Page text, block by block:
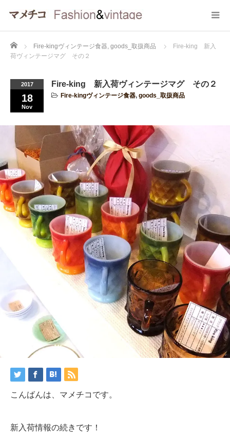
Home Fire-kingヴィンテージ食器, goods_取扱商品
Fire-king 新入
荷ヴィンテージマグ その２
2017
18
Nov
Fire-king 新入荷ヴィンテージマグ その２
Fire-kingヴィンテージ食器, goods_取扱商品
こんばんは、マメチコです。
新入荷情報の続きです！